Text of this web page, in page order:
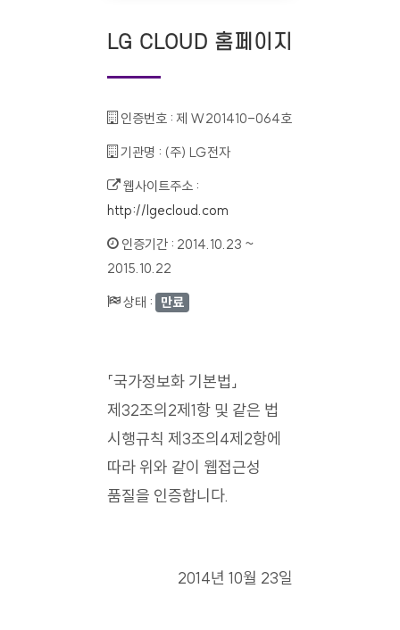
LG CLOUD 홈페이지
인증번호 : 제 W201410-064호
기관명 : (주) LG전자
웹사이트주소 :
http://lgecloud.com
인증기간 : 2014.10.23 ~
2015.10.22
상태 : 만료
「국가정보화 기본법」
제32조의2제1항 및 같은 법
시행규칙 제3조의4제2항에
따라 위와 같이 웹접근성
품질을 인증합니다.
2014년 10월 23일